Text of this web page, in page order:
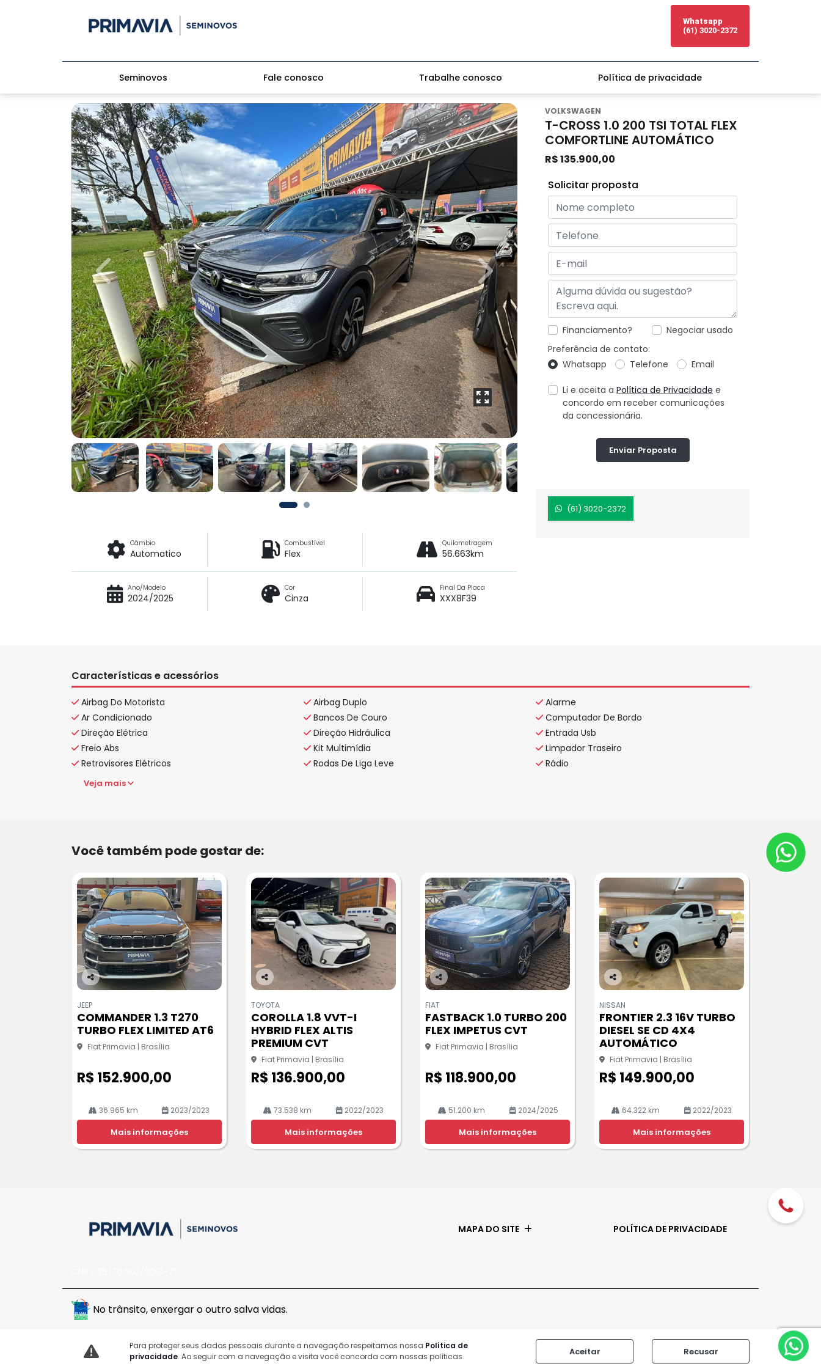
Whatsapp
(61) 3020-2372
Seminovos Fale conosco Trabalhe conosco Política de privacidade
VOLKSWAGEN
T-CROSS 1.0 200 TSI TOTAL FLEX
COMFORTLINE AUTOMÁTICO
R$ 135.900,00
(61) 3020-2372
Solicitar proposta
Financiamento?
Negociar usado
Preferência de contato:
Whatsapp
Telefone Email
Li e aceita a Política de Privacidade e
concordo em receber comunicações
da concessionária.
Enviar Proposta
Previous Next
Câmbio
Automatico
Combustível
Flex
Quilometragem
56.663km
Ano/Modelo
2024/2025
Cor
Cinza
Final Da Placa
XXX8F39
Características e acessórios
Airbag Do Motorista Airbag Duplo
Alarme
Ar Condicionado
Bancos De Couro
Computador De Bordo
Direção Elétrica
Direção Hidráulica
Entrada Usb
Freio Abs
Kit Multimídia
Limpador Traseiro
Retrovisores Elétricos
Rodas De Liga Leve Rádio
Veja mais
Você também pode gostar de:
Co
pa
rtil
he
JEEP
COMMANDER 1.3 T270
TURBO FLEX LIMITED AT6
Fiat Primavia | Brasília
R$ 152.900,00
36.965 km 2023/2023
Mais informações
Co
pa
rtil
he
TOYOTA
COROLLA 1.8 VVT-I
HYBRID FLEX ALTIS
PREMIUM CVT
Fiat Primavia | Brasília
R$ 136.900,00
73.538 km 2022/2023
Mais informações
Co
pa
rtil
he
FIAT
FASTBACK 1.0 TURBO 200
FLEX IMPETUS CVT
Fiat Primavia | Brasília
R$ 118.900,00
51.200 km 2024/2025
Mais informações
Co
pa
rtil
he
NISSAN
FRONTIER 2.3 16V TURBO
DIESEL SE CD 4X4
AUTOMÁTICO
Fiat Primavia | Brasília
R$ 149.900,00
64.322 km 2022/2023
Mais informações
MAPA DO SITE POLÍTICA DE PRIVACIDADE
No trânsito, enxergar o outro salva vidas.
Desenvolvido pela DEALERSPACE ® Direitos Reservados.
Para proteger seus dados pessoais durante a navegação respeitamos nossa Política de
privacidade. Ao seguir com a navegação e visita você concorda com nossas políticas. Aceitar Recusar